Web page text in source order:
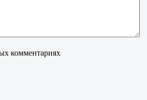
комментариях